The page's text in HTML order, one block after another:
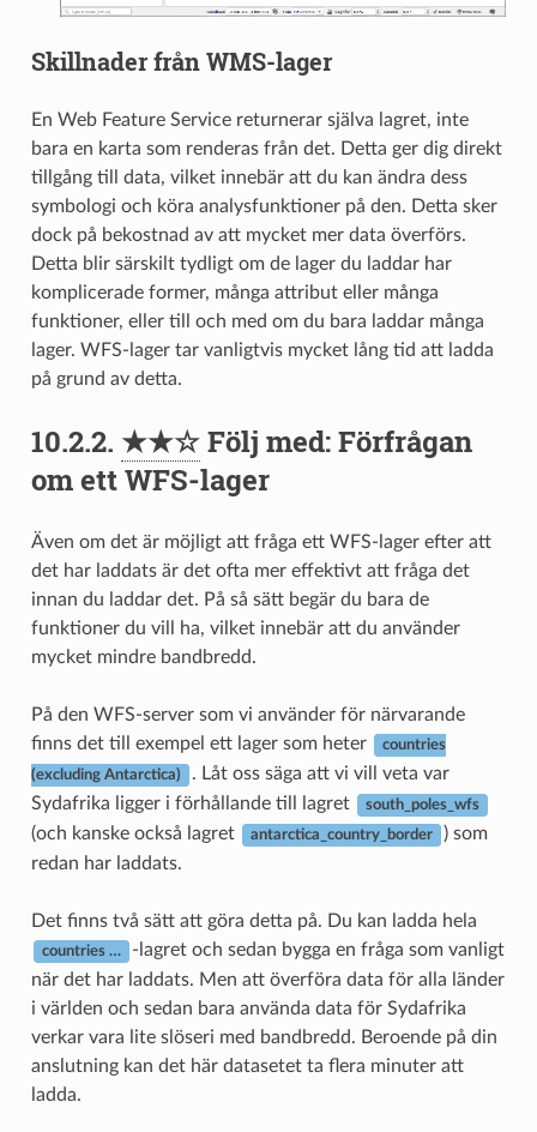
Skillnader från WMS-lager
En Web Feature Service returnerar själva lagret, inte
bara en karta som renderas från det. Detta ger dig direkt
tillgång till data, vilket innebär att du kan ändra dess
symbologi och köra analysfunktioner på den. Detta sker
dock på bekostnad av att mycket mer data överförs.
Detta blir särskilt tydligt om de lager du laddar har
komplicerade former, många attribut eller många
funktioner, eller till och med om du bara laddar många
lager. WFS-lager tar vanligtvis mycket lång tid att ladda
på grund av detta.
10.2.2. ★★☆Följ med: Förfrågan
om ett WFS-lager
Även om det är möjligt att fråga ett WFS-lager efter att
det har laddats är det ofta mer effektivt att fråga det
innan du laddar det. På så sätt begär du bara de
funktioner du vill ha, vilket innebär att du använder
mycket mindre bandbredd.
På den WFS-server som vi använder för närvarande
finns det till exempel ett lager som heter
countries
(excluding Antarctica)
. Låt oss säga att vi vill veta var
Sydafrika ligger i förhållande till lagret
south_poles_wfs
(och kanske också lagret antarctica_country_border
) som
redan har laddats.
Det finns två sätt att göra detta på. Du kan ladda hela
countries …
-lagret och sedan bygga en fråga som vanligt
när det har laddats. Men att överföra data för alla länder
i världen och sedan bara använda data för Sydafrika
verkar vara lite slöseri med bandbredd. Beroende på din
anslutning kan det här datasetet ta flera minuter att
ladda.